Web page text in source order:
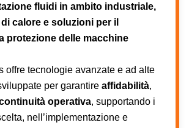
fluidi in ambito industriale,
calore e soluzioni per il
protezione delle macchine
offre tecnologie avanzate e ad alte
per garantire affidabilità,
operativa, supportando i
nell’implementazione e